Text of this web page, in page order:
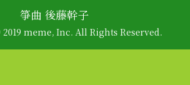
箏曲 後藤幹子
meme, Inc. All Rights Reserved.